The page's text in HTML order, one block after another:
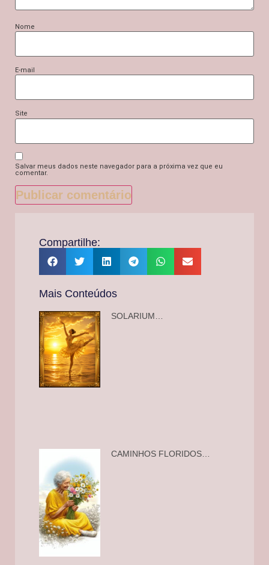
Nome
E-mail
Site
Salvar meus dados neste navegador para a próxima vez que eu
comentar.
Compartilhe:
Mais Conteúdos
SOLARIUM…
CAMINHOS FLORIDOS…